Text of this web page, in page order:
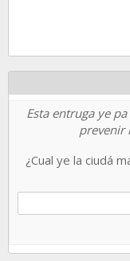
Esta entruga ye
prevenir
¿Cual ye la ciudá